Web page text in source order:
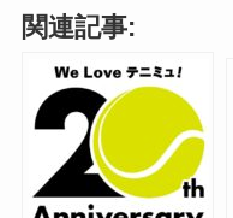
関連記事: